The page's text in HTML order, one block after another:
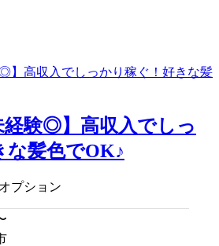
経験◎】高収入でしっ
な髪色でOK♪
プション